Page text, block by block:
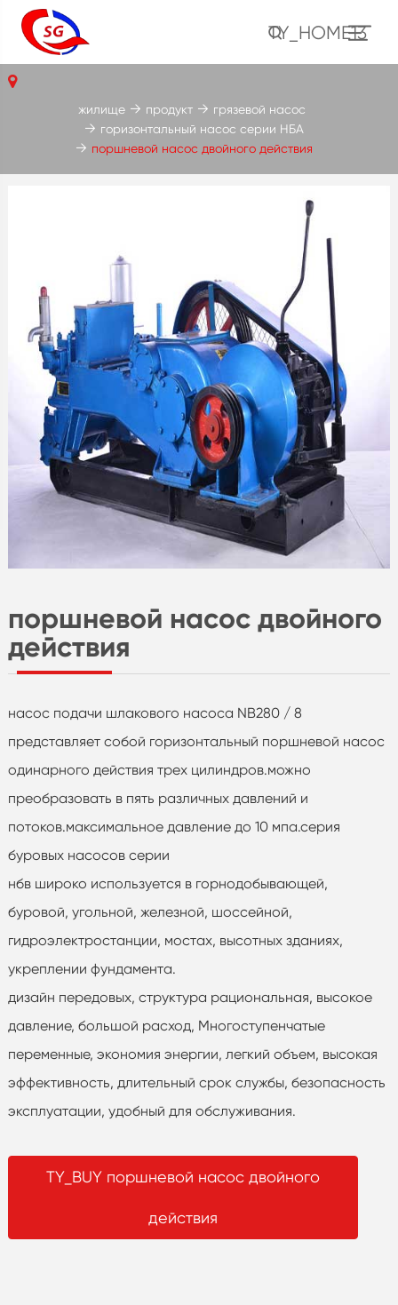
TY_HOME13
поршневой насос двойного
действия
насос подачи шлакового насоса NB280 / 8
представляет собой горизонтальный поршневой насос
одинарного действия трех цилиндров.можно
преобразовать в пять различных давлений и
потоков.максимальное давление до 10 мпа.серия
буровых насосов серии
нбв широко используется в горнодобывающей,
буровой, угольной, железной, шоссейной,
гидроэлектростанции, мостах, высотных зданиях,
укреплении фундамента.
дизайн передовых, структура рациональная, высокое
давление, большой расход, Многоступенчатые
переменные, экономия энергии, легкий объем, высокая
эффективность, длительный срок службы, безопасность
эксплуатации, удобный для обслуживания.
TY_BUY поршневой насос двойного
действия
жилище продукт
грязевой насос
горизонтальный насос серии НБА
поршневой насос двойного действия